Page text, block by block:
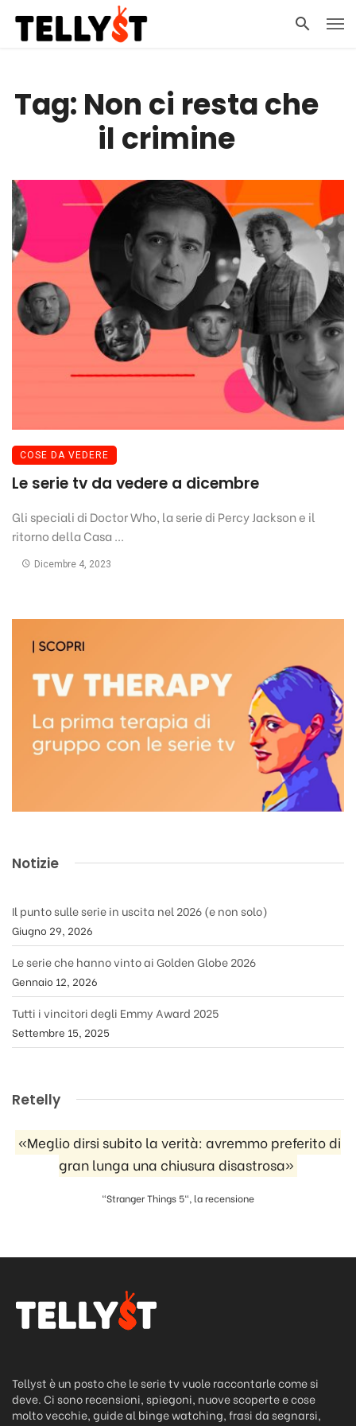
Tag: Non ci resta che
il crimine
COSE DA VEDERE
Le serie tv da vedere a dicembre
Gli speciali di Doctor Who, la serie di Percy Jackson e il
ritorno della Casa ...
Dicembre 4, 2023
Notizie
Il punto sulle serie in uscita nel 2026 (e non solo)
Giugno 29, 2026
Le serie che hanno vinto ai Golden Globe 2026
Gennaio 12, 2026
Tutti i vincitori degli Emmy Award 2025
Settembre 15, 2025
Retelly
«Meglio dirsi subito la verità: avremmo preferito di
gran lunga una chiusura disastrosa»
"Stranger Things 5", la recensione
Tellyst è un posto che le serie tv vuole raccontarle come si
deve. Ci sono recensioni, spiegoni, nuove scoperte e cose
molto vecchie, guide al binge watching, frasi da segnarsi,